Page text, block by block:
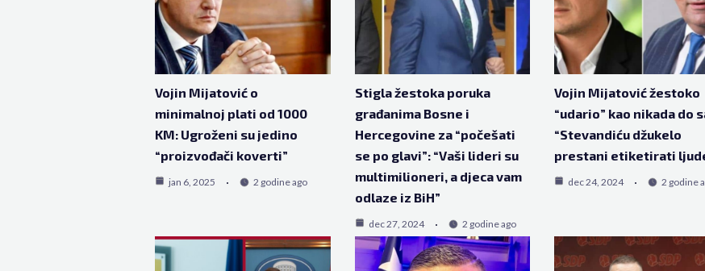
Vojin Mijatović o
minimalnoj plati od 1000
KM: Ugroženi su jedino
“proizvođači koverti”
jan 6, 2025 2 godine ago
Stigla žestoka poruka
građanima Bosne i
Hercegovine za “počešati
se po glavi”: “Vaši lideri su
multimilioneri, a djeca vam
odlaze iz BiH”
dec 27, 2024 2 godine ago
Vojin Mijatović žestoko
“udario” kao nikada do
“Stevandiću džukelo
prestani etiketirati
dec 24, 2024 2 godine